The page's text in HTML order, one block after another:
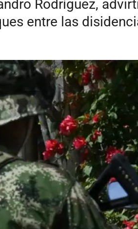
Rodríguez,
entre las